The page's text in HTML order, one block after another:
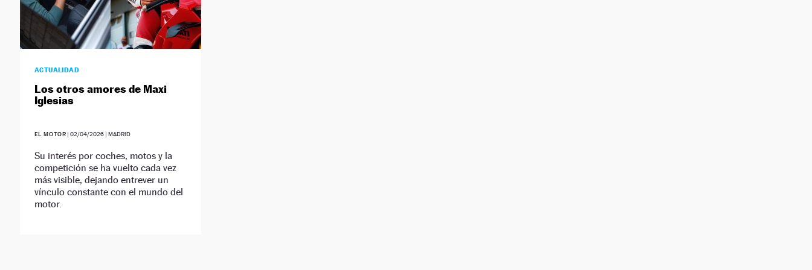
ACTUALIDAD
Los otros amores de Maxi
Iglesias
EL MOTOR |02/04/2026 | MADRID
Su interés por coches, motos y la
competición se ha vuelto cada vez
más visible, dejando entrever un
vínculo constante con el mundo del
motor.